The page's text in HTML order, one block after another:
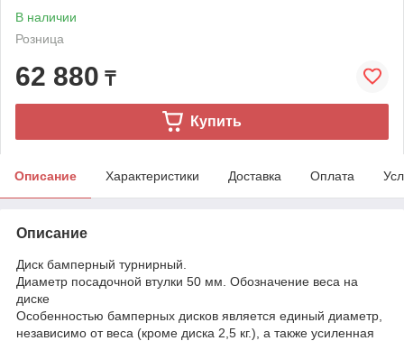
В наличии
Розница
62 880 ₸
Купить
Описание Характеристики Доставка Оплата
Описание
Диск бамперный турнирный.
Диаметр посадочной втулки 50 мм. Обозначение веса на
диске
Особенностью бамперных дисков является единый диаметр,
независимо от веса (кроме диска 2,5 кг.), а также усиленная